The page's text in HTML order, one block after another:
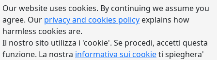
Our website uses cookies. By continuing we assume you
agree. Our privacy and cookies policy explains how
harmless cookies are.
Il nostro sito utilizza i 'cookie'. Se procedi, accetti questa
funzione. La nostra informativa sui cookieti spieghera'